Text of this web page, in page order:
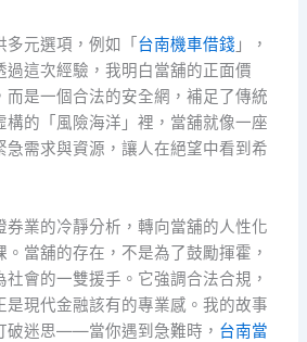
多元選項，例如「 台南機車借錢 」，
過這次經驗，我明白當舖的正面價
而是一個合法的安全網，補足了傳統
構的「風險海洋」裡，當舖就像一座
急需求與資源，讓人在絕望中看到希
券業的冷靜分析，轉向當舖的人性化
當舖的存在，不是為了鼓勵揮霍，
會的一雙援手。它強調合法合規，
是現代金融該有的專業感。我的故事
破迷思——當你遇到急難時， 台南當